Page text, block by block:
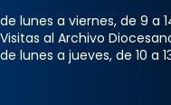
de lunes a viernes, de 9 a
Visitas al Archivo
de lunes a jueves, de 10 a